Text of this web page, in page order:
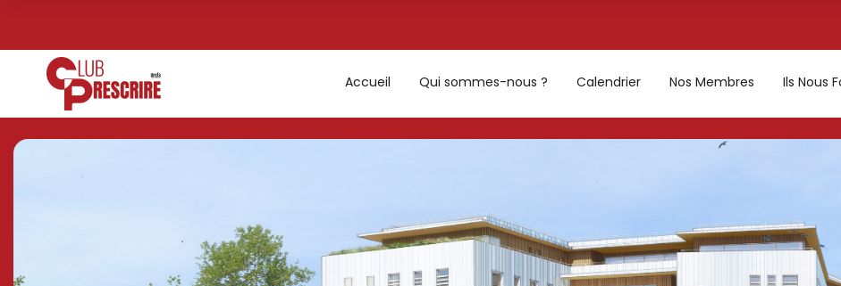
Accueil Qui sommes-nous ? Calendrier Nos Membres Ils Nous